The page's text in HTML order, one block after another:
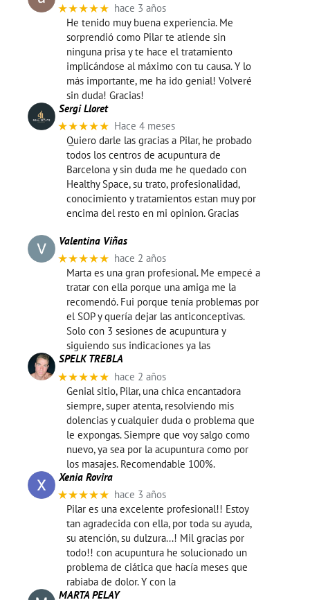
★★★★★ hace 3 años
He tenido muy buena experiencia. Me
sorprendió como Pilar te atiende sin
ninguna prisa y te hace el tratamiento
implicándose al máximo con tu causa. Y lo
más importante, me ha ido genial! Volveré
sin duda! Gracias!
Sergi Lloret
★★★★★ Hace 4 meses
Quiero darle las gracias a Pilar, he probado
todos los centros de acupuntura de
Barcelona y sin duda me he quedado con
Healthy Space, su trato, profesionalidad,
conocimiento y tratamientos estan muy por
encima del resto en mi opinion. Gracias
Valentina Viñas
★★★★★ hace 2 años
Marta es una gran profesional. Me empecé a
tratar con ella porque una amiga me la
recomendó. Fui porque tenía problemas por
el SOP y quería dejar las anticonceptivas.
Solo con 3 sesiones de acupuntura y
siguiendo sus indicaciones ya las
SPELK TREBLA
★★★★★ hace 2 años
Genial sitio, Pilar, una chica encantadora
siempre, super atenta, resolviendo mis
dolencias y cualquier duda o problema que
le expongas. Siempre que voy salgo como
nuevo, ya sea por la acupuntura como por
los masajes. Recomendable 100%.
Xenia Rovira
★★★★★ hace 3 años
Pilar es una excelente profesional!! Estoy
tan agradecida con ella, por toda su ayuda,
su atención, su dulzura...! Mil gracias por
todo!! con acupuntura he solucionado un
problema de ciática que hacía meses que
rabiaba de dolor. Y con la
MARTA PELAY